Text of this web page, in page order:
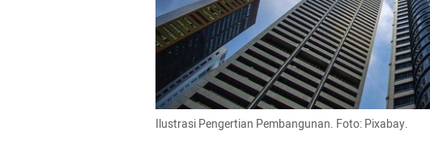
Ilustrasi Pengertian Pembangunan. Foto: Pixabay.